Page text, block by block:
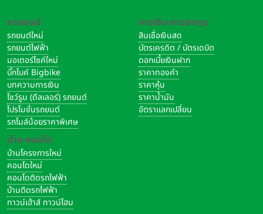
ยานยนต์
รถยนต์ใหม่
รถยนต์ไฟฟ้า
มอเตอร์ไซค์ใหม่
บิ๊กไบค์ Bigbike
บทความการเงิน
โชว์รูม (ดีลเลอร์) รถยนต์
โปรโมชั่นรถยนต์
รถไมล์น้อยราคาพิเศษ
บ้าน-คอนโด
บ้านโครงการใหม่
คอนโดใหม่
คอนโดติดรถไฟฟ้า
บ้านติดรถไฟฟ้า
ทาวน์เฮ้าส์ ทาวน์โฮม
การเงิน-การลงทุน
สินเชื่อเงินสด
บัตรเครดิต / บัตรเดบิต
ดอกเบี้ยเงินฝาก
ราคาทองคำ
ราคาหุ้น
ราคาน้ำมัน
อัตราแลกเปลี่ยน